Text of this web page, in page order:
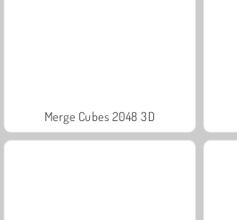
Merge Cubes 2048 3D